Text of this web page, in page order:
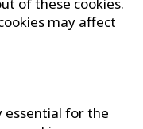
may affect
essential for the